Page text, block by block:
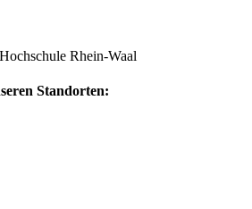
Rhein-Waal
Standorten: